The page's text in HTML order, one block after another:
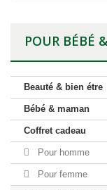
POUR BÉBÉ
Beauté & bien étre
Bébé & maman
Coffret cadeau
Pour homme
Pour femme